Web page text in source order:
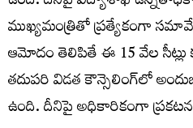
ముఖ్యమంత్రితో ప్రత్యేకంగా
ఆమోదం తెలిపితే ఈ 15 వేల
తదుపరి విడత కౌన్సెలింగ్‌లో
ఉంది. దీనిపై అధికారికంగా